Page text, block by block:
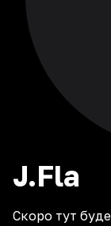
J.Fla
Скоро тут